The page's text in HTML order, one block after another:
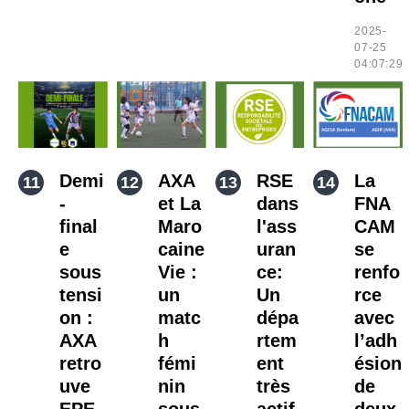
2025-
07-25
04:07:29
Demi
-
final
e
sous
tensi
on :
AXA
retro
uve
AXA
et La
Maro
caine
Vie :
un
matc
h
fémi
nin
RSE
dans
l'ass
uran
ce:
Un
dépa
rtem
ent
très
La
FNA
CAM
se
renfo
rce
avec
l’adh
ésion
de